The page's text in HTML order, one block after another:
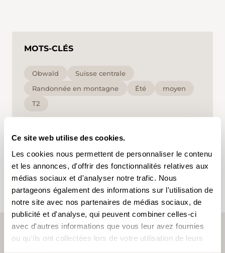
Ce site web utilise des cookies.
Les cookies nous permettent de personnaliser le contenu
et les annonces, d'offrir des fonctionnalités relatives aux
médias sociaux et d'analyser notre trafic. Nous
partageons également des informations sur l'utilisation de
notre site avec nos partenaires de médias sociaux, de
publicité et d'analyse, qui peuvent combiner celles-ci
avec d'autres informations que vous leur avez fournies
ou qu'ils ont collectées lors de votre utilisation de leurs
MOTS-CLÉS
Obwald
Suisse centrale
Randonnée en montagne
Été
moyen
T2
votre compte d'utilisateur et obtenir des contenus
peuvent être enregistrés que dans un compte
d'utilisateur.